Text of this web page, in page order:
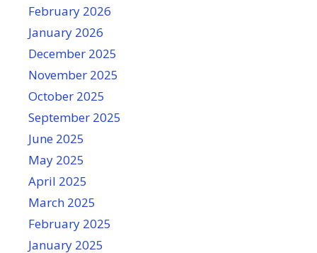
February 2026
January 2026
December 2025
November 2025
October 2025
September 2025
June 2025
May 2025
April 2025
March 2025
February 2025
January 2025